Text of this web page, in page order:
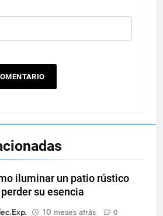
iluminar un patio rústico
su esencia
10 meses atrás 0